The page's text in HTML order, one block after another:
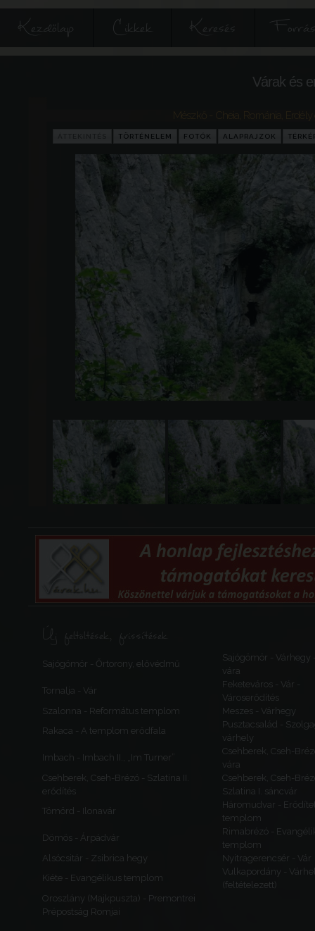
Kezdőlap Cikkek Keresés
Várak és
Mészkő - Cheia Románia
TÖRTÉNELEM FOTÓK ALAPRAJZOK
Új feltöltések, frissítések
Sajógömör - Őrtorony, elővédmű
Sajógömör - Várhegy
vára
Tornalja - Vár
Feketeváros - Vár -
Városerődítés
Szalonna - Református templom
Meszes - Várhegy
Rakaca - A templom erődfala
Pusztacsalád -
várhely
Imbach - Imbach II., „Im Turner”
Csehberek, Cseh-
vára
Csehberek, Cseh-Brézó - Szlatina II.
erődítés
Csehberek, Cseh-
Szlatina I. sáncvár
Tömörd - Ilonavár
Háromudvar -
templom
Dömös - Árpádvár
Rimabrézó -
templom
Alsócsitár - Zsibrica hegy
Nyitragerencsér - Vár
Kiéte - Evangélikus templom
Vulkapordány -
(feltételezett)
Oroszlány (Majkpuszta) - Premontrei
Prépostság Romjai